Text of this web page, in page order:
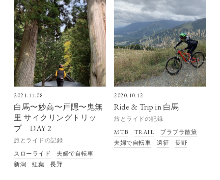
2021.11.08
白馬〜妙高〜戸隠〜鬼無
里 サイクリングトリッ
プ DAY 2
旅とライドの記録
スローライド
夫婦で自転車
新潟
紅葉 長野
2020.10.12
Ride & Trip in 白馬
旅とライドの記録
MTB
TRAIL
ブラブラ散策
夫婦で自転車
遠征 長野